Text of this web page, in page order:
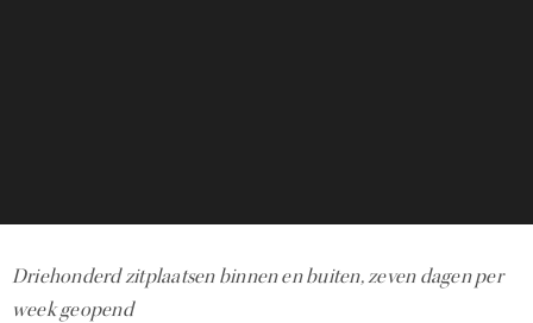
Driehonderd zitplaatsen binnen en buiten, zeven dagen per
week geopend